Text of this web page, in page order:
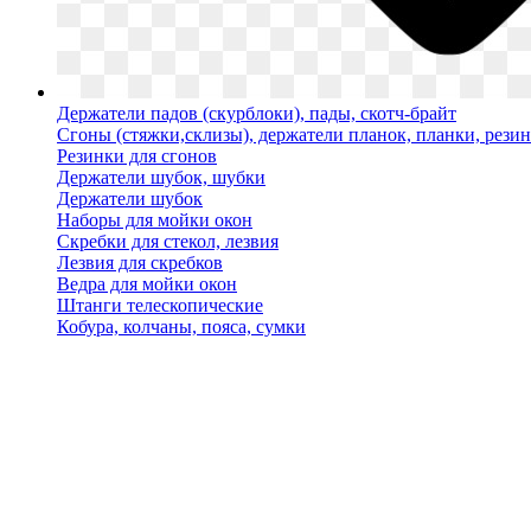
Держатели падов (скурблоки), пады, скотч-брайт
Сгоны (стяжки,склизы), держатели планок, планки,
Резинки для сгонов
Держатели шубок, шубки
Держатели шубок
Наборы для мойки окон
Скребки для стекол, лезвия
Лезвия для скребков
Ведра для мойки окон
Штанги телескопические
Кобура, колчаны, пояса, сумки